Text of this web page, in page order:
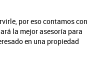
por eso contamos con
la mejor asesoría para
en una propiedad